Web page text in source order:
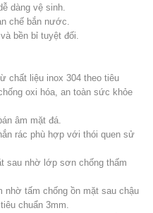
dàng vệ sinh.
chế bắn nước.
bền bỉ tuyệt đối.
chất liệu inox 304 theo tiêu
oxi hóa, an toàn sức khỏe
âm mặt đá.
rác phù hợp với thói quen sử
sau nhờ lớp sơn chống thấm
tấm chống ồn mặt sau chậu
chuẩn 3mm.